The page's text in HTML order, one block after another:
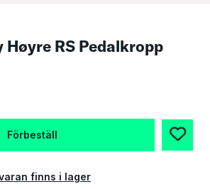
Høyre RS Pedalkropp
Förbeställ
finns i lager